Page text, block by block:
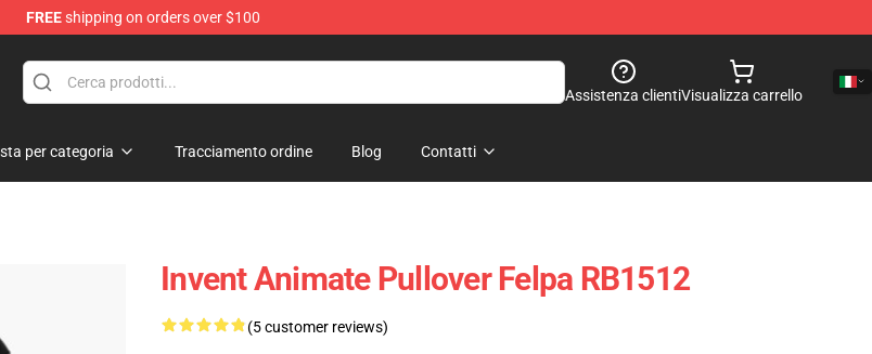
FREEshipping on orders over $100
Assistenza clientiVisualizza carrello
per categoria Tracciamento ordine Blog Contatti
Invent Animate Pullover Felpa RB1512
(5 customer reviews)